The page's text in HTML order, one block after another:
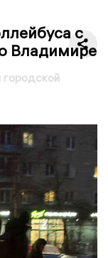
с
Владимире
городской